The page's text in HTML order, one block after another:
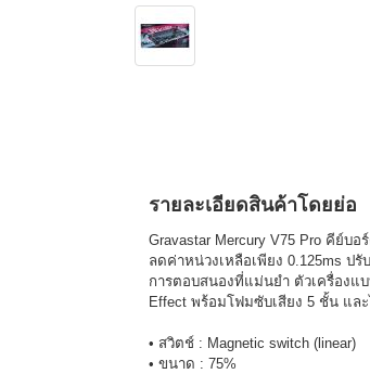
รายละเอียดสินค้าโดยย่อ
Gravastar Mercury V75 Pro คีย์บ
ลดค่าหน่วงเหลือเพียง 0.125ms ปรั
การตอบสนองที่แม่นยำ ตัวเครื่องแ
Effect พร้อมโฟมซับเสียง 5 ชั้น แล
• สวิตช์ : Magnetic switch (linear)
• ขนาด : 75%